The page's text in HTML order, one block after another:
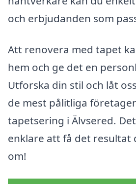
och erbjudanden som
Att renovera med tapet
hem och ge det en
Utforska din stil och låt
de mest pålitliga
tapetsering i Älvsered.
enklare att få det resultat
om!